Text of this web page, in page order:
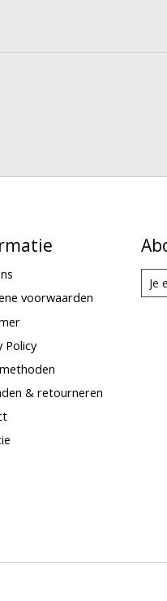
voorwaarden
Policy
& retourneren